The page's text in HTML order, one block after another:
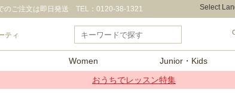
のご注文は即日発送 TEL：0120-38-1321 Select
ティ
Women Junior・Kids
おうちでレッスン特集